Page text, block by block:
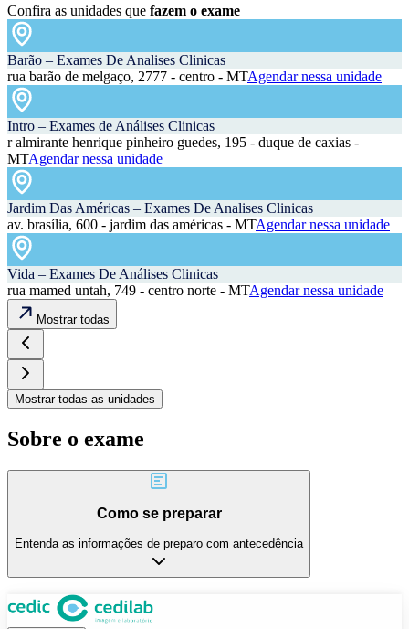
Confira as unidades que fazem o exame
Barão – Exames De Analises Clinicas
rua barão de melgaço, 2777 - centro - MTAgendar nessa unidade
Intro – Exames de Análises Clinicas
r almirante henrique pinheiro guedes, 195 - duque de caxias -
MTAgendar nessa unidade
Jardim Das Américas – Exames De Analises Clinicas
av. brasília, 600 - jardim das américas - MTAgendar nessa unidade
Vida – Exames De Análises Clinicas
rua mamed untah, 749 - centro norte - MTAgendar nessa unidade
Mostrar todas
Mostrar todas as unidades
Sobre o exame
Como se preparar
Entenda as informações de preparo com antecedência